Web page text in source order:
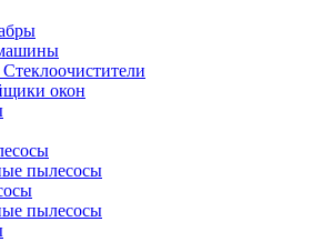
окон
пылесосы
пылесосы